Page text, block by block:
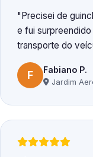
Precisei de
e fui
transporte do
F Fabiano P.
Jardim